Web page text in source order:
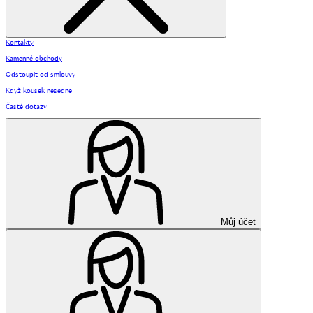
Kontakty
Kamenné obchody
Odstoupit od smlouvy
Když kousek nesedne
Časté dotazy
Můj účet